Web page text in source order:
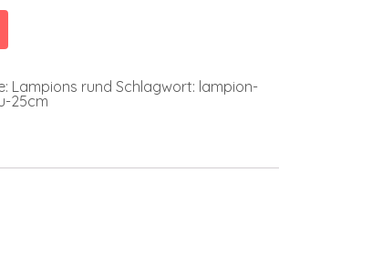
Lampions rund Schlagwort: lampion-
25cm